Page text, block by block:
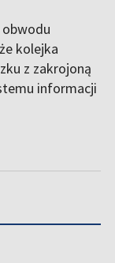
kolejka
z zakrojoną
informacji